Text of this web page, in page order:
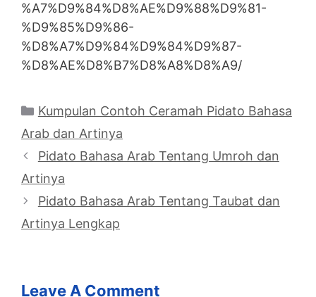
%A7%D9%84%D8%AE%D9%88%D9%81-
%D9%85%D9%86-
%D8%A7%D9%84%D9%84%D9%87-
%D8%AE%D8%B7%D8%A8%D8%A9/
Categories
Kumpulan Contoh Ceramah Pidato Bahasa
Arab dan Artinya
Pidato Bahasa Arab Tentang Umroh dan
Artinya
Pidato Bahasa Arab Tentang Taubat dan
Artinya Lengkap
Leave A Comment